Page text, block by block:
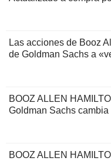
Las acciones de Booz
de Goldman Sachs a
BOOZ ALLEN
Goldman Sachs
BOOZ ALLEN